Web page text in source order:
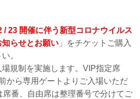
/ 23 開催に伴う新型コロナウイルス
らせとお願い 」をチケットご購入
。
規制を実施します。VIP指定席
から専用ゲートよりご入場いただ
番、自由席は整理番号で分けてご